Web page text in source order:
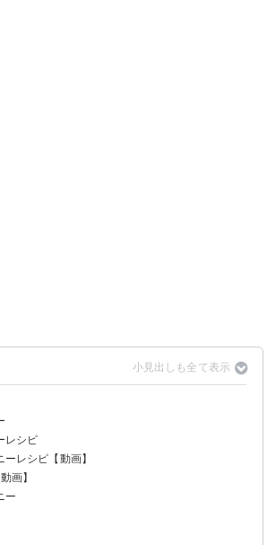
レシピ
レシピ【動画】
画】
ー